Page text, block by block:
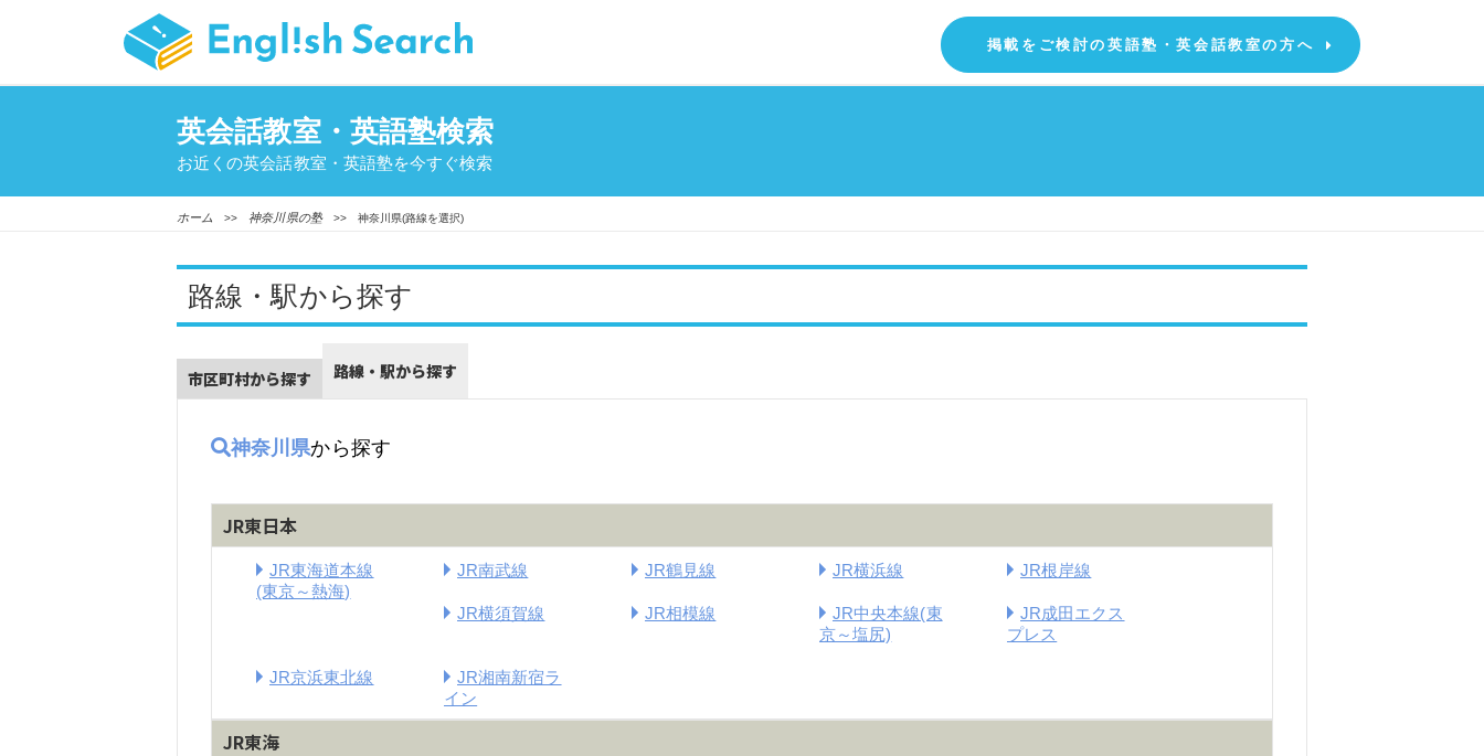
掲載をご検討の英語塾・英会話教室の方へ
英会話教室・英語塾検索
お近くの英会話教室・英語塾を今すぐ検索
ホーム >>神奈川県の塾>> 神奈川県(路線を選択)
路線・駅から探す
市区町村から探す 路線・駅から探す
神奈川県から探す
JR東日本
JR東海道本線
(東京～熱海)
JR南武線 JR鶴見線 JR横浜線 JR根岸線
JR横須賀線 JR相模線
JR中央本線(東
京～塩尻)
JR成田エクス
プレス
JR京浜東北線
JR湘南新宿ラ
イン
JR東海